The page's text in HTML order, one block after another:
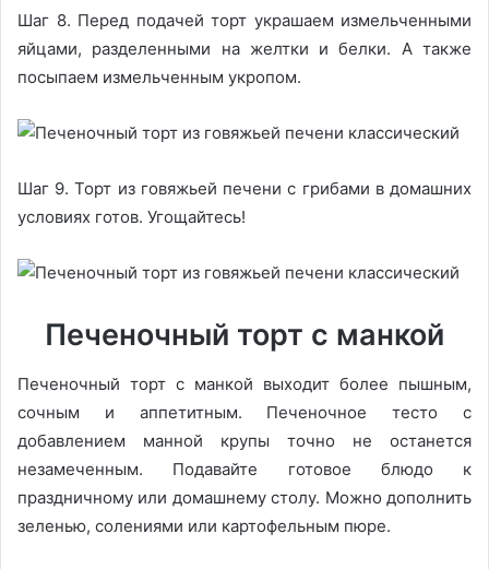
Шаг 8. Перед подачей торт украшаем измельченными
яйцами, разделенными на желтки и белки. А также
посыпаем измельченным укропом.
Шаг 9. Торт из говяжьей печени с грибами в домашних
условиях готов. Угощайтесь!
Печеночный торт с манкой
Печеночный торт с манкой выходит более пышным,
сочным и аппетитным. Печеночное тесто с
добавлением манной крупы точно не останется
незамеченным. Подавайте готовое блюдо к
праздничному или домашнему столу. Можно дополнить
зеленью, солениями или картофельным пюре.